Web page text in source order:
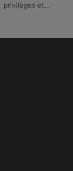
privilèges et